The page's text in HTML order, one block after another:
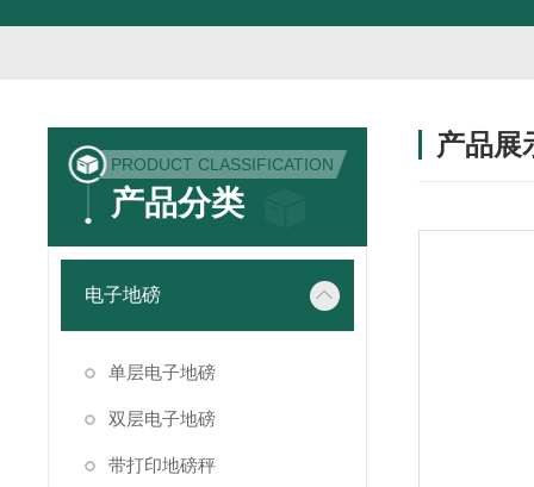
PRODUCT CLASSIFICATION
产品分类
电子地磅
单层电子地磅
双层电子地磅
带打印地磅秤
产品展